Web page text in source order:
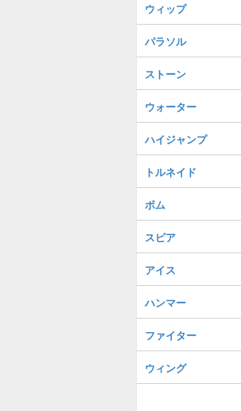
ウィップ
パラソル
ストーン
ウォーター
ハイジャンプ
トルネイド
ボム
スピア
アイス
ハンマー
ファイター
ウィング